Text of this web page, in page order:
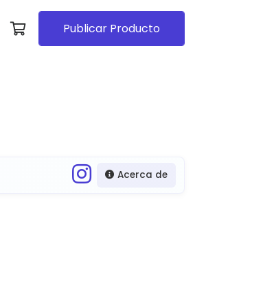
Publicar Producto
Acerca de